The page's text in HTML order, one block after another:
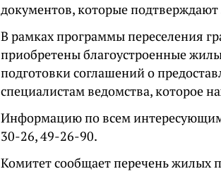
документов, которые
В рамках программы переселения
приобретены благоустроенные
подготовки соглашений о
специалистам ведомства, которое
Информацию по всем
30-26, 49-26-90.
Комитет сообщает перечень